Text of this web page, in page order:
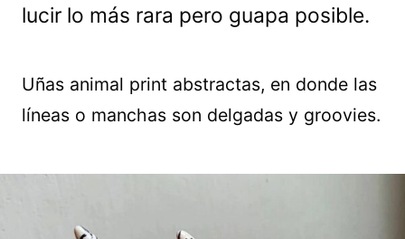
lucir lo más rara pero guapa posible.
Uñas animal print abstractas, en donde las
líneas o manchas son delgadas y groovies.